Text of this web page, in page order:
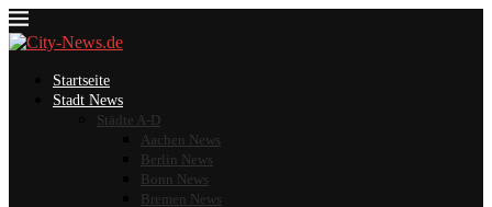
Startseite
Stadt News
Städte A-D
Aachen News
Berlin News
Bonn News
Bremen News